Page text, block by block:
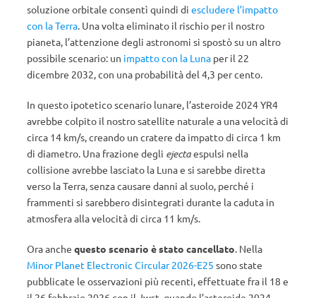
soluzione orbitale consentì quindi di escludere l’impatto
con la Terra. Una volta eliminato il rischio per il nostro
pianeta, l’attenzione degli astronomi si spostò su un altro
possibile scenario: un impatto con la Luna per il 22
dicembre 2032, con una probabilità del 4,3 per cento.
In questo ipotetico scenario lunare, l’asteroide 2024 YR4
avrebbe colpito il nostro satellite naturale a una velocità di
circa 14 km/s, creando un cratere da impatto di circa 1 km
di diametro. Una frazione degli ejectaespulsi nella
collisione avrebbe lasciato la Luna e si sarebbe diretta
verso la Terra, senza causare danni al suolo, perché i
frammenti si sarebbero disintegrati durante la caduta in
atmosfera alla velocità di circa 11 km/s.
Ora anche questo scenario è stato cancellato. Nella
Minor Planet Electronic Circular 2026-E25 sono state
pubblicate le osservazioni più recenti, effettuate fra il 18 e